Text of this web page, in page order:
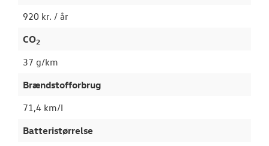
920 kr. / år
CO2
37 g/km
Brændstofforbrug
71,4 km/l
Batteristørrelse